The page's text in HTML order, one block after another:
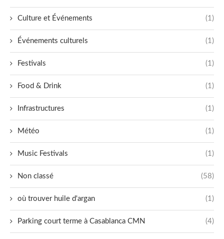
Culture et Événements (1)
Événements culturels (1)
Festivals (1)
Food & Drink (1)
Infrastructures (1)
Météo (1)
Music Festivals (1)
Non classé (58)
où trouver huile d'argan (1)
Parking court terme à Casablanca CMN (4)